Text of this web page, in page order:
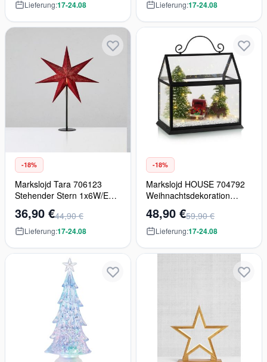
Lieferung:17-24.08 Lieferung:17-24.08
-18%
Markslojd Tara 706123
Stehender Stern 1x6W/E14
IP20
36,90 €44,90 €
Lieferung:17-24.08
-18%
Markslojd HOUSE 704792
Weihnachtsdekoration
60x0,06W/LED IP20
48,90 €59,90 €
Lieferung:17-24.08